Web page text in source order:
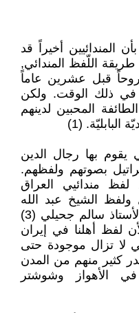
المندائيين أخيراً قد
اللّفظ المندائي,
قبل عشرين عاماً
في ذلك الوقت. ولكن
المحبين لدينهم
البابليّة. (1)
يقوم بها رجال الدين
بصوتهم ولفظهم.
مندائيي العراق
ولفظ الشيخ عبد الله
الشيخ سام (2) ومقارنته بلفظ الأستاذ سالم جحيلي (3)
لفظ أهلنا في إيران
لا تزال موجودة حتى
كثير منهم من المدن
في الأهواز وشوشتر